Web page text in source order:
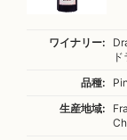
ワイナリー:
品種:
生産地域: